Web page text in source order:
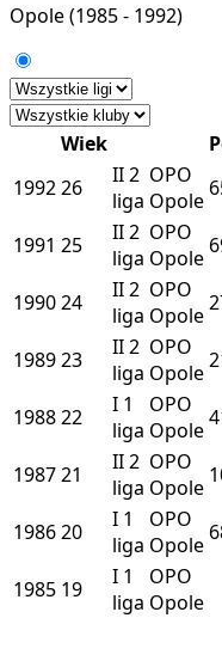
Opole(1985 - 1992)
Wiek
199226 II2
liga
OPO
Opole
1991 25 II2
liga
OPO
Opole
199024 II2
liga
OPO
Opole
198923 II2
liga
OPO
Opole
198822 I 1
liga
OPO
Opole
198721 II2
liga
OPO
Opole
198620 I 1
liga
OPO
Opole
1985 19 I 1
liga
OPO
Opole